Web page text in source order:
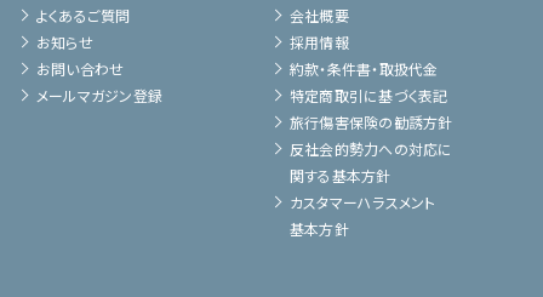
よくあるご質問
お知らせ
お問い合わせ
メールマガジン登録
会社概要
採用情報
約款・条件書・取扱代金
特定商取引に基づく表記
旅行傷害保険の勧誘方針
反社会的勢力への対応に
関する基本方針
カスタマーハラスメント
基本方針